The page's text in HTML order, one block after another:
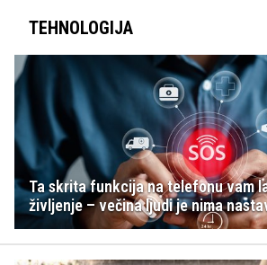
TEHNOLOGIJA
Ta skrita funkcija na telefonu vam
življenje – večina ljudi je nima